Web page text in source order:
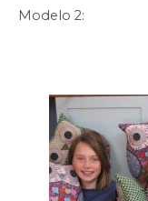
Modelo 2: